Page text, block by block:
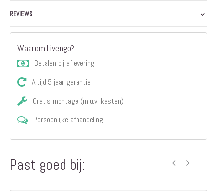
REVIEWS
Waarom Livengo?
Betalen bij aflevering
Altijd 5 jaar garantie
Gratis montage (m.u.v. kasten)
Persoonlijke afhandeling
Past goed bij: